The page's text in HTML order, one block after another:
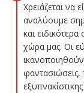
Χρειάζεται να
αναλύουμε
και
χώρα μας. Οι
φαντασιώσεις,